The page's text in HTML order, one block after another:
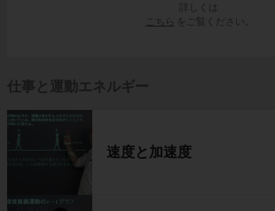
詳しくは
こちら
をご覧ください。
仕事と運動エネルギー
速度と加速度